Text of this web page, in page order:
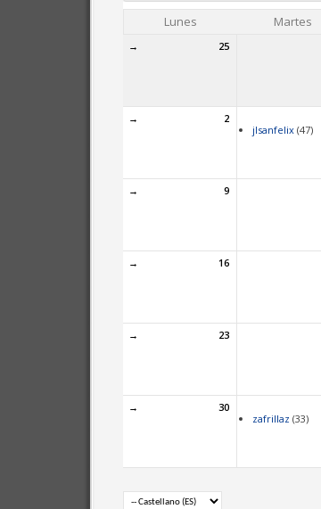
Lunes Martes
→ 25
→ 2
jlsanfelix(47)
→ 9
→ 16
→ 23
→ 30
zafrillaz (33)